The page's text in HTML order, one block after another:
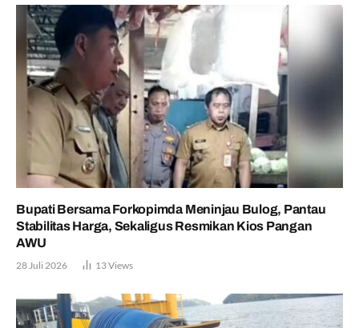
Bupati Bersama Forkopimda Meninjau Bulog, Pantau
Stabilitas Harga, Sekaligus Resmikan Kios Pangan
AWU
28 Juli 2026 13Views